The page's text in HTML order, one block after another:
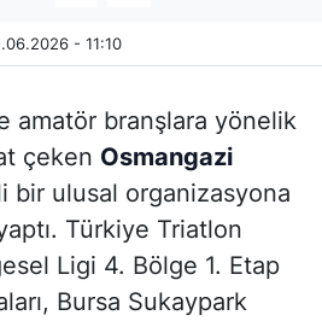
- 11:10
amatör branşlara yönelik
çeken Osmangazi
bir ulusal organizasyona
Türkiye Triatlon
Ligi 4. Bölge 1. Etap
Bursa Sukaypark